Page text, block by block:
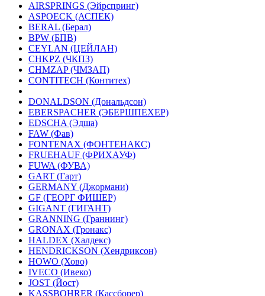
AIRSPRINGS (Эйрспринг)
ASPOECK (АСПЕК)
BERAL (Берал)
BPW (БПВ)
CEYLAN (ЦЕЙЛАН)
CHKPZ (ЧКПЗ)
CHMZAP (ЧМЗАП)
CONTITECH (Контитех)
DONALDSON (Дональдсон)
EBERSPACHER (ЭБЕРШПЕХЕР)
EDSCHA (Эдша)
FAW (Фав)
FONTENAX (ФОНТЕНАКС)
FRUEHAUF (ФРИХАУФ)
FUWA (ФУВА)
GART (Гарт)
GERMANY (Джормани)
GF (ГЕОРГ ФИШЕР)
GIGANT (ГИГАНТ)
GRANNING (Граннинг)
GRONAX (Гронакс)
HALDEX (Халдекс)
HENDRICKSON (Хендриксон)
HOWO (Хово)
IVECO (Ивеко)
JOST (Йост)
KASSBOHRER (Касcборер)